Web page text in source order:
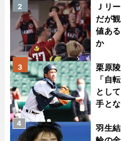
Ｊリ
だが
値あ
か
2
栗原
「自
とし
手と
3
羽生
4